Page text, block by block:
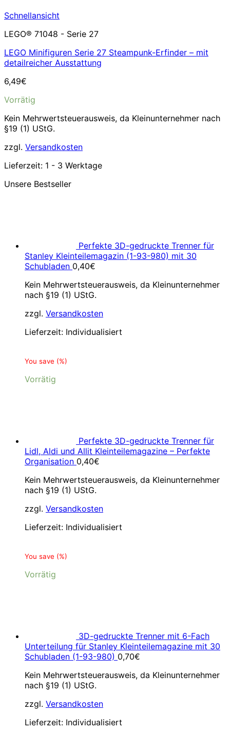
Schnellansicht
LEGO® 71048 - Serie 27
LEGO Minifiguren Serie 27 Steampunk-Erfinder – mit
detailreicher Ausstattung
6,49€
Vorrätig
Kein Mehrwertsteuerausweis, da Kleinunternehmer nach
§19 (1) UStG.
zzgl. Versandkosten
Lieferzeit: 1 - 3 Werktage
Unsere Bestseller
Perfekte 3D-gedruckte Trenner für
Stanley Kleinteilemagazin (1-93-980) mit 30
Schubladen 0,40€
Kein Mehrwertsteuerausweis, da Kleinunternehmer
nach §19 (1) UStG.
zzgl. Versandkosten
Lieferzeit: Individualisiert
You save (%)
Vorrätig
Perfekte 3D-gedruckte Trenner für
Lidl, Aldi und Allit Kleinteilemagazine – Perfekte
Organisation 0,40€
Kein Mehrwertsteuerausweis, da Kleinunternehmer
nach §19 (1) UStG.
zzgl. Versandkosten
Lieferzeit: Individualisiert
You save (%)
Vorrätig
3D-gedruckte Trenner mit 6-Fach
Unterteilung für Stanley Kleinteilemagazine mit 30
Schubladen (1-93-980) 0,70€
Kein Mehrwertsteuerausweis, da Kleinunternehmer
nach §19 (1) UStG.
zzgl. Versandkosten
Lieferzeit: Individualisiert